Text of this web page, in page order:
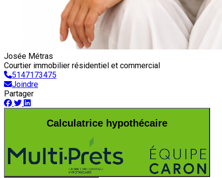
Josée Métras
Courtier immobilier résidentiel et commercial
5147173475
Joindre
Partager
Calculatrice hypothécaire